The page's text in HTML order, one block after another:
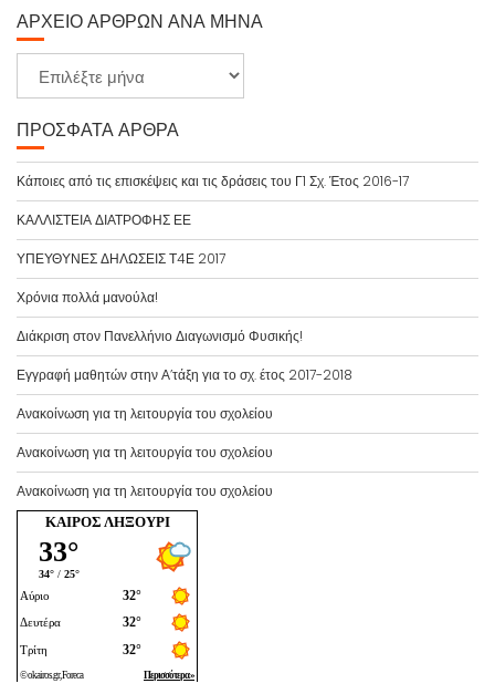
ΑΡΧΕΊΟ ΆΡΘΡΩΝ ΑΝΆ ΜΉΝΑ
χ
ε
ί
ο
ά
ρ
θ
ρ
ω
ν
α
ν
ά
ή
ν
ΠΡΌΣΦΑΤΑ ΆΡΘΡΑ
Κάποιες από τις επισκέψεις και τις δράσεις του Γ1 Σχ. Έτος 2016-17
ΚΑΛΛΙΣΤΕΙΑ ΔΙΑΤΡΟΦΗΣ ΕΕ
ΥΠΕΥΘΥΝΕΣ ΔΗΛΩΣΕΙΣ Τ4Ε 2017
Χρόνια πολλά μανούλα!
Διάκριση στον Πανελλήνιο Διαγωνισμό Φυσικής!
Εγγραφή μαθητών στην Α’τάξη για το σχ. έτος 2017-2018
Ανακοίνωση για τη λειτουργία του σχολείου
Ανακοίνωση για τη λειτουργία του σχολείου
Ανακοίνωση για τη λειτουργία του σχολείου
ΚΑΙΡΌΣ ΛΗΞΟΎΡΙ